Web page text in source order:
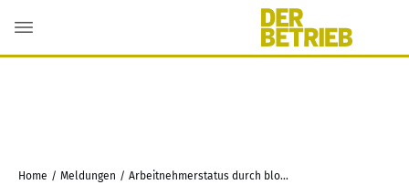
Home / Meldungen / Arbeitnehmerstatus durch bloße Nutzung von Praxisräumen?